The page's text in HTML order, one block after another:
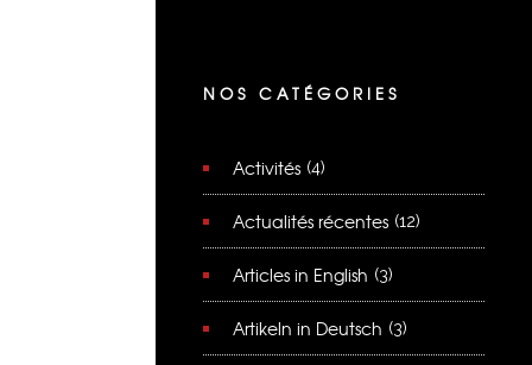
NOS CATÉGORIES
Activités (4)
Actualités récentes (12)
Articles in English (3)
Artikeln in Deutsch (3)